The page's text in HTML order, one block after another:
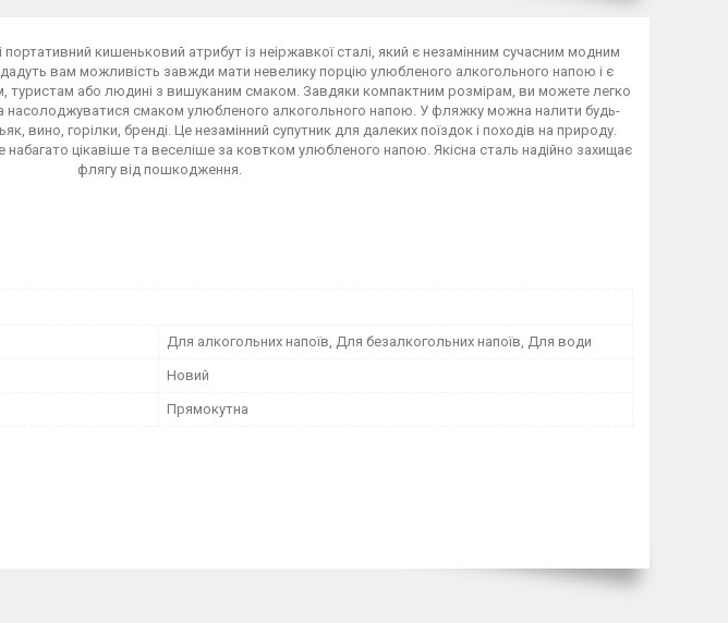
кишеньковий атрибут із неіржавкої сталі, який є незамінним сучасним модним
вам можливість завжди мати невелику порцію улюбленого алкогольного напою і є
або людині з вишуканим смаком. Завдяки компактним розмірам, ви можете легко
насолоджуватися смаком улюбленого алкогольного напою. У фляжку можна налити будь-
вино, горілки, бренді. Це незамінний супутник для далеких поїздок і походів на природу.
цікавіше та веселіше за ковтком улюбленого напою. Якісна сталь надійно захищає
флягу від пошкодження.
Для алкогольних напоїв, Для безалкогольних напоїв, Для води
Новий
Прямокутна